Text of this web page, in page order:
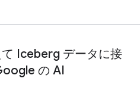
Iceberg データに接
の AI